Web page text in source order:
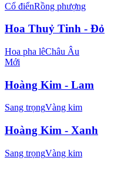
Cổ điểnRồng phượng
Hoa Thuỷ Tinh - Đỏ
Hoa pha lêChâu Âu
Mới
Hoàng Kim - Lam
Sang trọngVàng kim
Hoàng Kim - Xanh
Sang trọngVàng kim